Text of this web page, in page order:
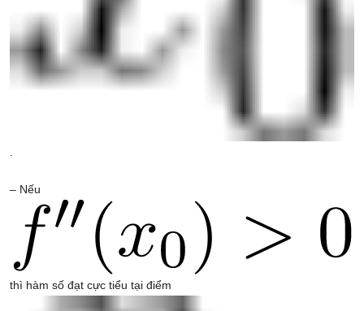
– Nếu
thì hàm số đạt cực tiểu tại điểm